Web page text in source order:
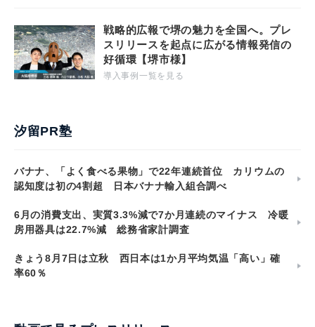
戦略的広報で堺の魅力を全国へ。プレ
スリリースを起点に広がる情報発信の
好循環【堺市様】
導入事例一覧を見る
汐留PR塾
バナナ、「よく食べる果物」で22年連続首位 カリウムの
認知度は初の4割超 日本バナナ輸入組合調べ
6月の消費支出、実質3.3%減で7か月連続のマイナス 冷暖
房用器具は22.7%減 総務省家計調査
きょう8月7日は立秋 西日本は1か月平均気温「高い」確
率60％